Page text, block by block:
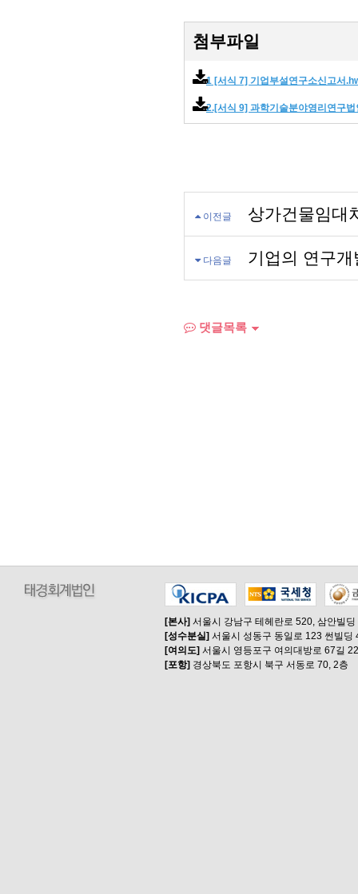
첨부파일
1 [서식 7] 기업부설연구소신고서
2.[서식 9] 과학기술분야영리연구
이전글 상가건물임대
다음글 기업의 연구
댓글목록
[본사] 서울시 강남구 테헤란로 520, 삼안빌딩
[성수분실] 서울시 성동구 동일로 123 썬빌딩
[여의도] 서울시 영등포구 여의대방로 67길
[포항] 경상북도 포항시 북구 서동로 70, 2층